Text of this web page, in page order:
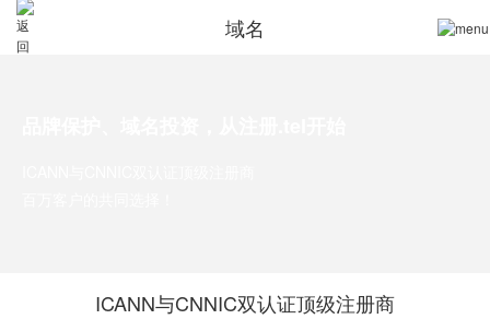
域名
ICANN与CNNIC双认证顶级注册商